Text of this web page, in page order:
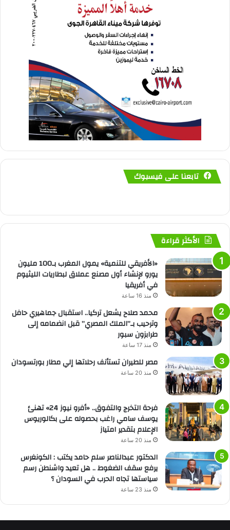
تابعنا على فيسبوك
الأكثر قراءة
«الأفريقي للتنمية» يمول المغرب بـ100 مليون
يورو لإنشاء أول مصنع عملاق لبطاريات الليثيوم
في أفريقيا
منذ 16 ساعة
محمد صلاح يشعل تركيا.. استقبال جماهيري حافل
وترحيب بـ”الملك المصري” قبل انضمامه إلى
طرابزون سبور
منذ 17 ساعة
مصر للطيران تستأنف رحلاتها إلي مطار بورتسودان
منذ 20 ساعة
فرحة التخرج والتفوق.. «أفرو نيوز 24» تهنئ
يوسف سامي راغب بحصوله على بكالوريوس
الإعلام بتقدير امتياز
منذ 20 ساعة
الدكتور عبدالناصر سلم حامد يكتب : الكونغرس
يرفع سقف الضغوط .. هل تعيد واشنطن رسم
سياستها تجاه الحرب في السودان ؟
منذ 23 ساعة